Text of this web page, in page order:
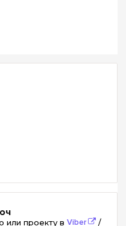
или проекту в Viber
/